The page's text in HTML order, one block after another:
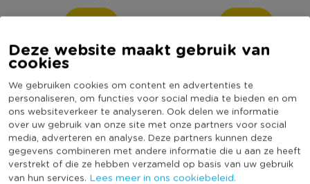
Deze website maakt gebruik van
cookies
We gebruiken cookies om content en advertenties te
personaliseren, om functies voor social media te bieden en om
ons websiteverkeer te analyseren. Ook delen we informatie
over uw gebruik van onze site met onze partners voor social
media, adverteren en analyse. Deze partners kunnen deze
gegevens combineren met andere informatie die u aan ze heeft
verstrekt of die ze hebben verzameld op basis van uw gebruik
van hun services. Lees meer in ons cookiebeleid.